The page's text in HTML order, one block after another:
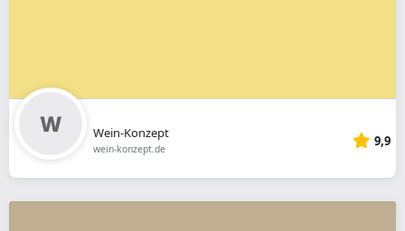
Wein-Konzept
wein-konzept.de 9,9